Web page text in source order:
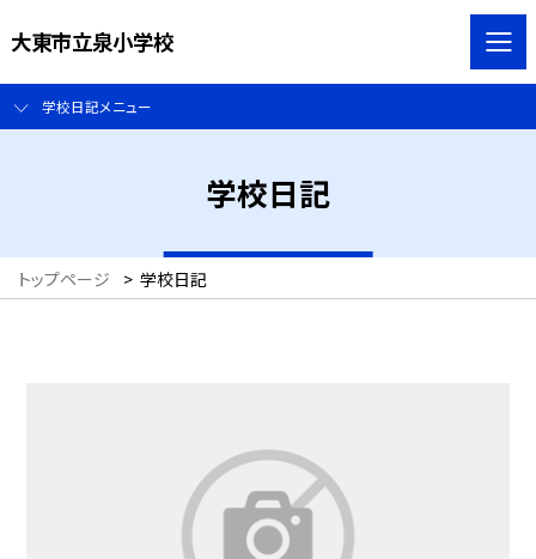
大東市立泉小学校
学校日記メニュー
学校日記
トップページ > 学校日記